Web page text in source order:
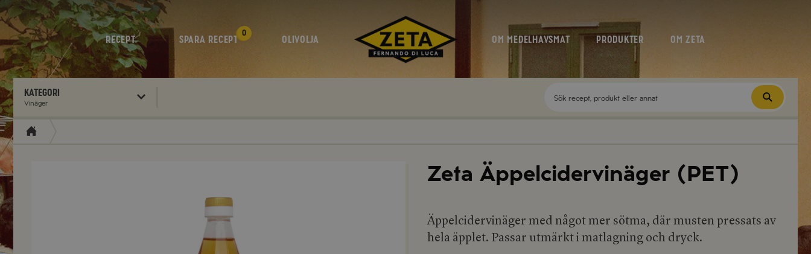
RECEPT SPARA RECEPT
0
OLIVOLJA OM MEDELHAVSMAT PRODUKTER OM ZETA
Kategori
Vinäger
Zeta Äppelcidervinäger (PET)
Äppelcidervinäger med något mer sötma, där musten pressats av
hela äpplet. Passar utmärkt i matlagning och dryck.